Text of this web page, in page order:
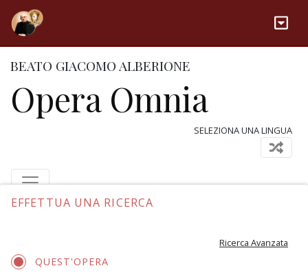
BEATO GIACOMO ALBERIONE
Opera Omnia
SELEZIONA UNA LINGUA
EFFETTUA UNA RICERCA
Ricerca Avanzata
QUEST'OPERA